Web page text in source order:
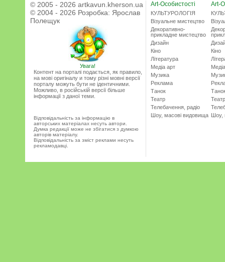
© 2005 - 2026 artkavun.kherson.ua
© 2004 - 2026 Розробка: Ярослав
Полещук
Увага!
Контент на порталі подається, як правило,
на мові оригіналу и тому різні мовні версії
порталу можуть бути не ідентичними.
Можливо, в російській версії більше
інформації з даної теми.
Відповідальність за інформацію в
авторських матеріалах несуть автори.
Думка редакції може не збігатися з думкою
авторів матеріалу.
Відповідальність за зміст реклами несуть
рекламодавці.
Art-Особистості
КУЛЬТУРОЛОГІЯ
Візуальне мистецтво
Декоративно-
прикладне мистецтво
Дизайн
Кіно
Література
Медіа арт
Музика
Реклама
Танок
Театр
Телебачення, радіо
Шоу, масові видовища
Art-
Кіно
Театр
Шоу,